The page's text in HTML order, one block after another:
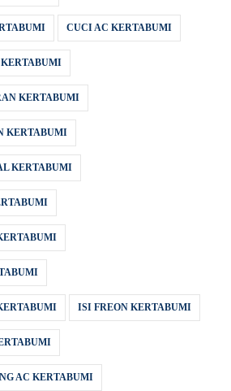
CUCI AC KERTABUMI
KERTABUMI
KERTABUMI
KERTABUMI
ISI FREON KERTABUMI
AC KERTABUMI